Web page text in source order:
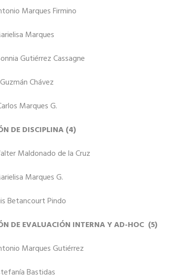
Marques Firmino
Marques
Gutiérrez Cassagne
Chávez
Marques G.
DE DISCIPLINA (4)
Maldonado de la Cruz
Marques G.
Betancourt Pindo
DE EVALUACIÓN INTERNA Y AD-HOC (5)
Marques Gutiérrez
Bastidas